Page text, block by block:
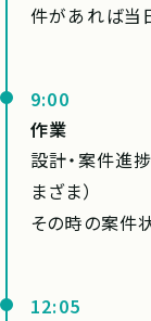
件があれば当
9:00
作業
設計・案件進
まざま）
その時の案件
12:05